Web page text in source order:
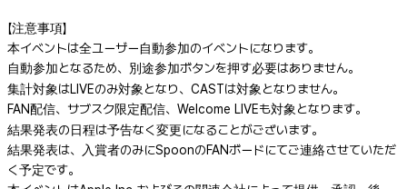
【注意事項】
本イベントは全ユーザー自動参加のイベントになります。
自動参加となるため、別途参加ボタンを押す必要はありません。
集計対象はLIVEのみ対象となり、CASTは対象となりません。
FAN配信、サブスク限定配信、Welcome LIVEも対象となります。
結果発表の日程は予告なく変更になることがございます。
結果発表は、入賞者のみにSpoonのFANボードにてご連絡させていただ
く予定です。